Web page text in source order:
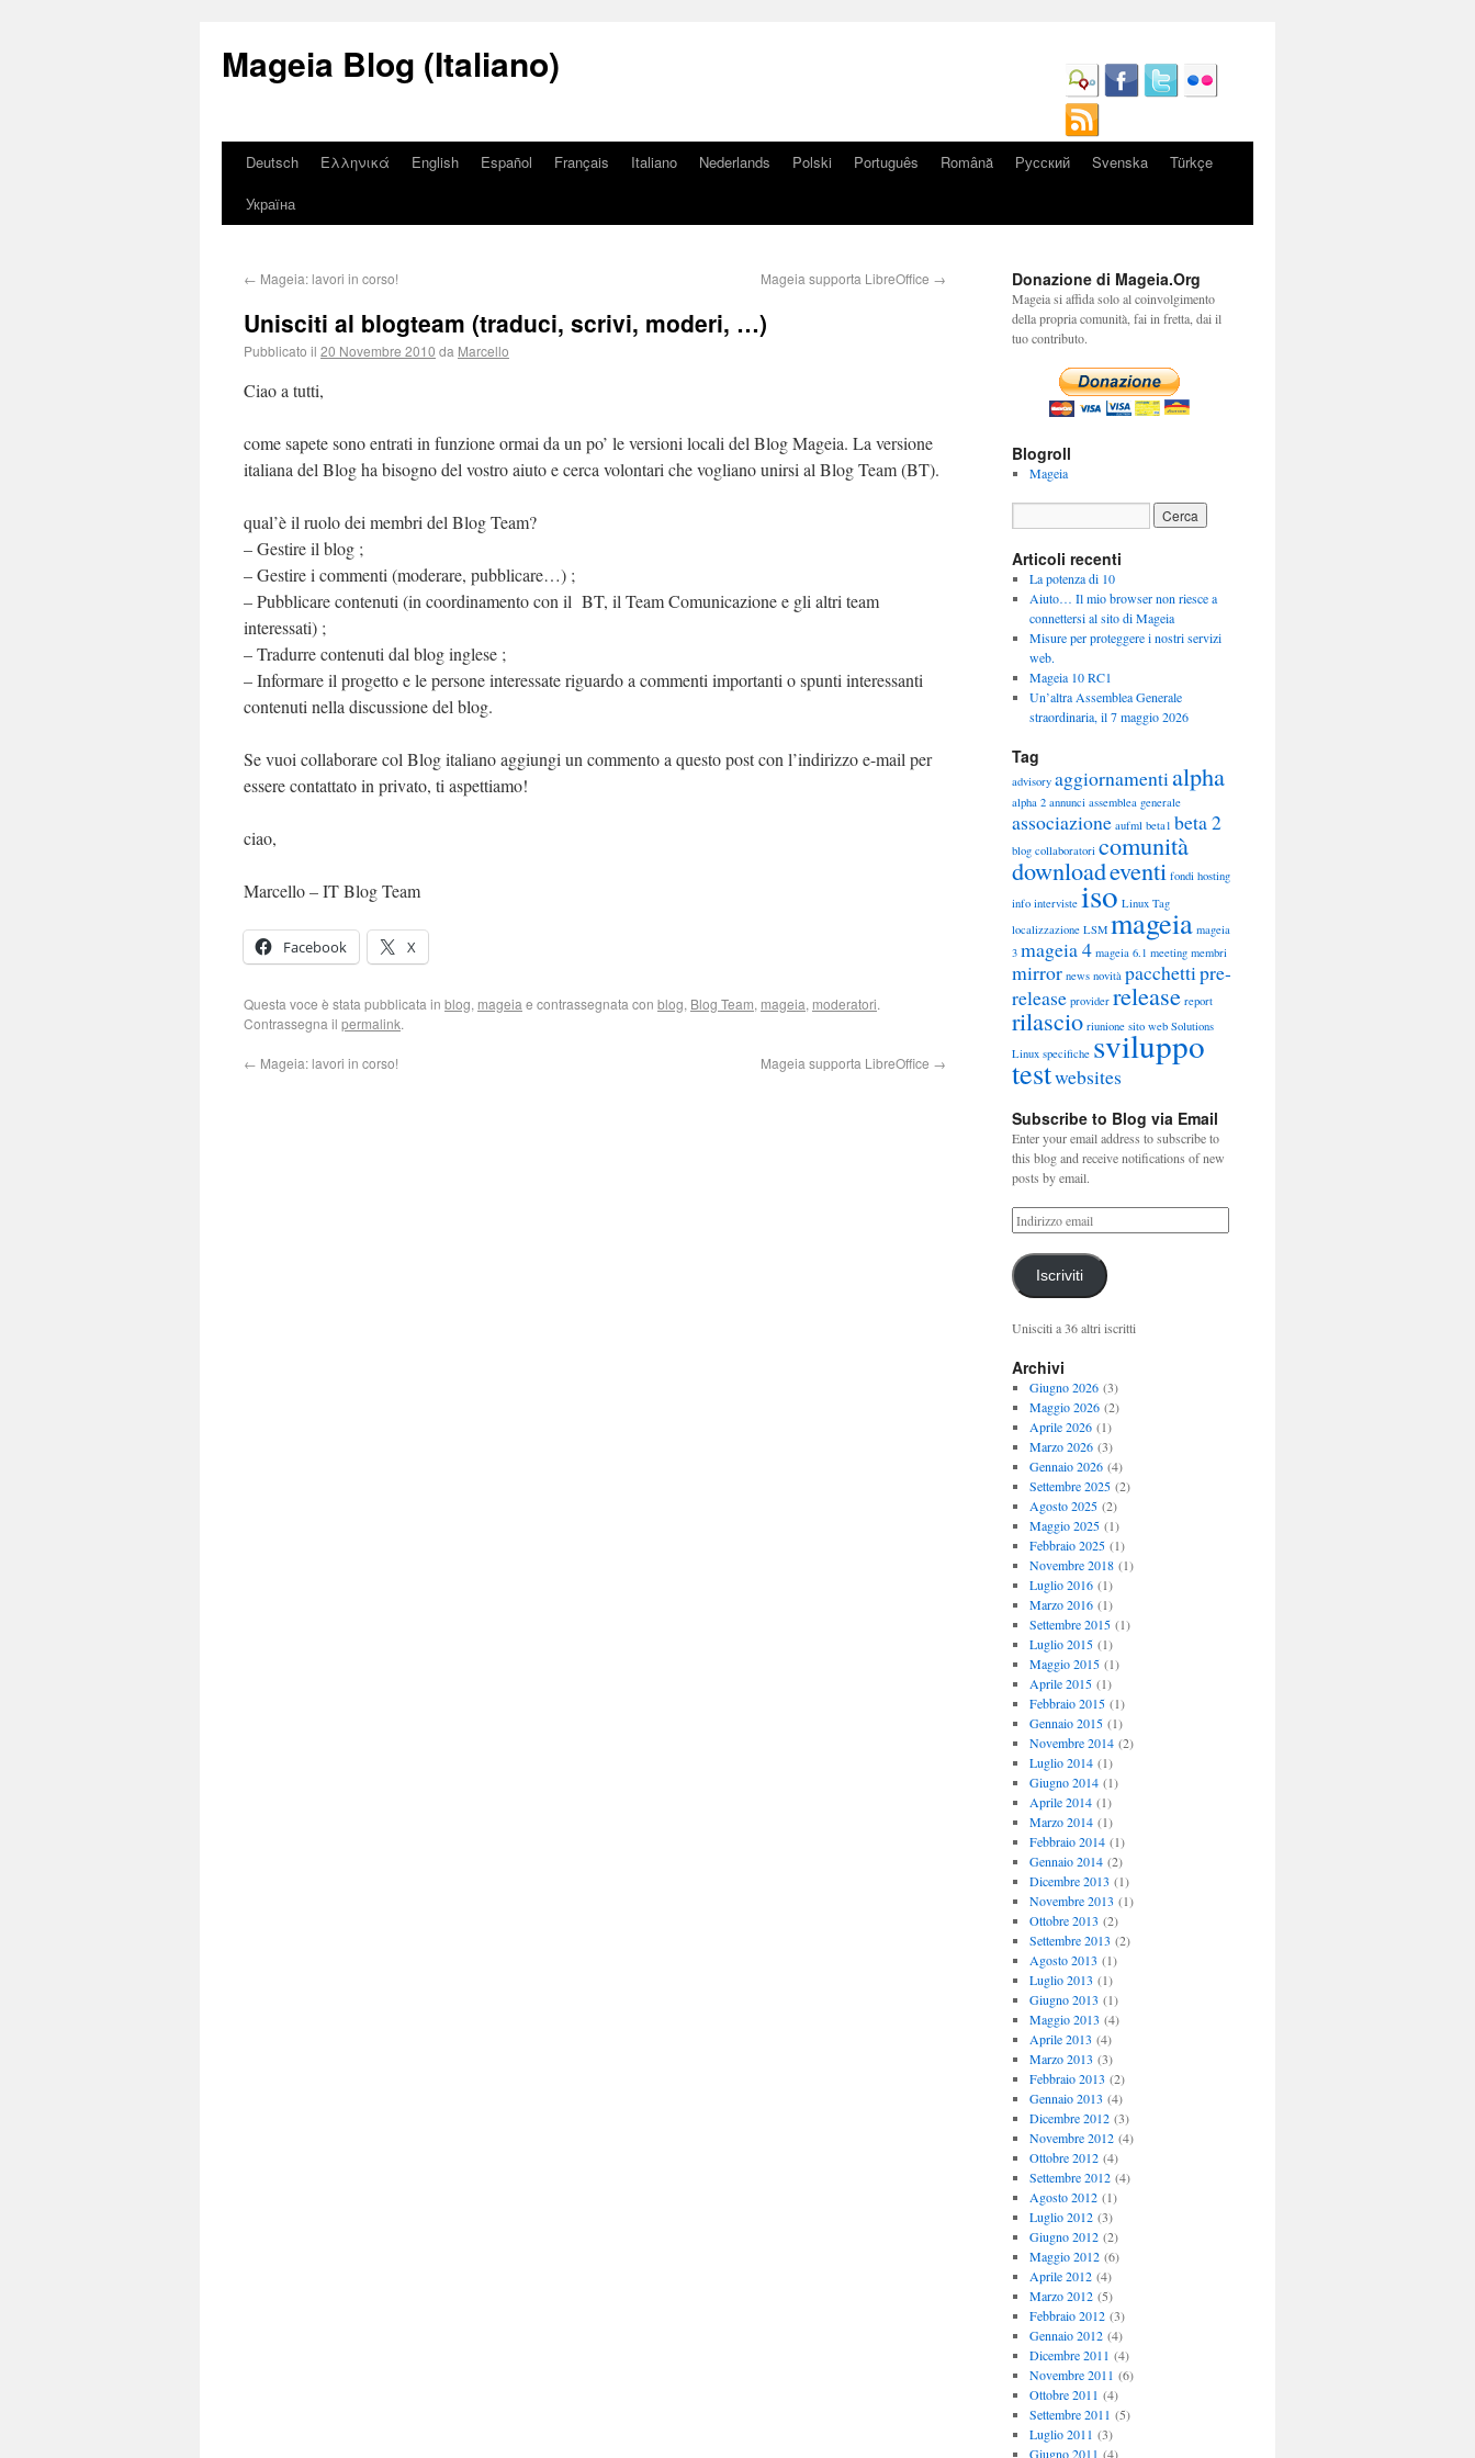
Mageia Blog (Italiano)
Deutsch Ελληνικά English Español Français Italiano Nederlands Polski Português Română Русский Svenska
Türkçe
Україна
← Mageia: lavori in corso! Mageia supporta LibreOffice →
Unisciti al blogteam (traduci, scrivi, moderi, …)
Pubblicato il 20 Novembre 2010 da Marcello
Ciao a tutti,
come sapete sono entrati in funzione ormai da un po’ le versioni locali del Blog Mageia. La versione
italiana del Blog ha bisogno del vostro aiuto e cerca volontari che vogliano unirsi al Blog Team (BT).
qual’è il ruolo dei membri del Blog Team?
– Gestire il blog ;
– Gestire i commenti (moderare, pubblicare…) ;
– Pubblicare contenuti (in coordinamento con il BT, il Team Comunicazione e gli altri team
interessati) ;
– Tradurre contenuti dal blog inglese ;
– Informare il progetto e le persone interessate riguardo a commenti importanti o spunti interessanti
contenuti nella discussione del blog.
Se vuoi collaborare col Blog italiano aggiungi un commento a questo post con l’indirizzo e-mail per
essere contattato in privato, ti aspettiamo!
ciao,
Marcello – IT Blog Team
Facebook X
Questa voce è stata pubblicata in blog, mageia e contrassegnata con blog, Blog Team, mageia, moderatori.
Contrassegna il permalink.
← Mageia: lavori in corso! Mageia supporta LibreOffice →
Donazione di Mageia.Org
Mageia si affida solo al coinvolgimento
della propria comunità, fai in fretta, dai il
tuo contributo.
Blogroll
Mageia
Articoli recenti
La potenza di 10
Aiuto… Il mio browser non riesce a
connettersi al sito di Mageia
Misure per proteggere i nostri servizi
web.
Mageia 10 RC1
Un’altra Assemblea Generale
straordinaria, il 7 maggio 2026
Tag
advisory aggiornamentialpha
alpha 2 annunci assemblea generale
associazione aufml beta1 beta 2
blog collaboratori comunità
downloadeventi fondi hosting
info interviste iso Linux Tag
localizzazione LSM mageia mageia
3 mageia 4 mageia 6.1 meeting membri
mirror news novità pacchettipre-
release provider release report
rilascio riunione sito web Solutions
Linux specifiche sviluppo
testwebsites
Subscribe to Blog via Email
Enter your email address to subscribe to
this blog and receive notifications of new
posts by email.
Iscriviti
Unisciti a 36 altri iscritti
Archivi
Giugno 2026(3)
Maggio 2026(2)
Aprile 2026(1)
Marzo 2026(3)
Gennaio 2026(4)
Settembre 2025(2)
Agosto 2025(2)
Maggio 2025(1)
Febbraio 2025(1)
Novembre 2018(1)
Luglio 2016(1)
Marzo 2016(1)
Settembre 2015(1)
Luglio 2015(1)
Maggio 2015(1)
Aprile 2015(1)
Febbraio 2015(1)
Gennaio 2015(1)
Novembre 2014(2)
Luglio 2014(1)
Giugno 2014(1)
Aprile 2014(1)
Marzo 2014(1)
Febbraio 2014(1)
Gennaio 2014(2)
Dicembre 2013 (1)
Novembre 2013 (1)
Ottobre 2013 (2)
Settembre 2013 (2)
Agosto 2013 (1)
Luglio 2013 (1)
Giugno 2013 (1)
Maggio 2013 (4)
Aprile 2013 (4)
Marzo 2013 (3)
Febbraio 2013 (2)
Gennaio 2013 (4)
Dicembre 2012(3)
Novembre 2012(4)
Ottobre 2012(4)
Settembre 2012(4)
Agosto 2012(1)
Luglio 2012(3)
Giugno 2012(2)
Maggio 2012(6)
Aprile 2012(4)
Marzo 2012(5)
Febbraio 2012(3)
Gennaio 2012(4)
Dicembre 2011 (4)
Novembre 2011 (6)
Ottobre 2011 (4)
Settembre 2011 (5)
Luglio 2011 (3)
Giugno 2011 (4)